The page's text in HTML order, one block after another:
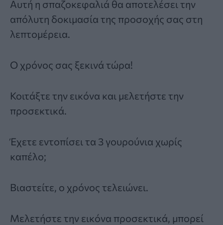
Αυτή η σπαζοκεφαλιά θα αποτελέσει την
απόλυτη δοκιμασία της προσοχής σας στη
λεπτομέρεια.
Ο χρόνος σας ξεκινά τώρα!
Κοιτάξτε την εικόνα και μελετήστε την
προσεκτικά.
Έχετε εντοπίσει τα 3 γουρούνια χωρίς
καπέλο;
Βιαστείτε, ο χρόνος τελειώνει.
Μελετήστε την εικόνα προσεκτικά, μπορεί